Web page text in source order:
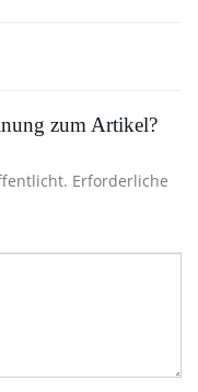
zum Artikel?
Erforderliche